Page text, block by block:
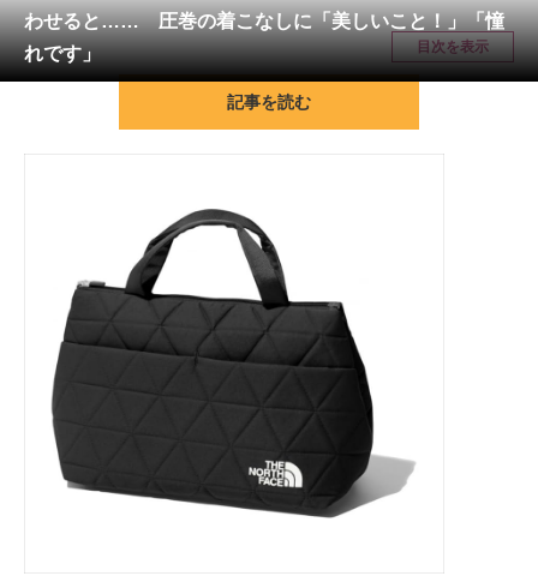
メディア
注目記事を集めた総合ページ
進化するPCとデバイスの未来
好きが集まる 比べて選べる
ビジネスと働き方のヒント
AI活用のいまが分かる
経営リーダーのコミュニティ
わせると…… 圧巻の着こなしに「美しいこと！」「憧
れです」
目次を表示
記事を読む